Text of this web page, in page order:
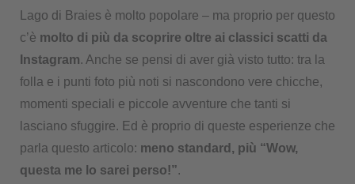
Lago di Braies è molto popolare – ma proprio per questo
c’è molto di più da scoprire oltre ai classici scatti da
Instagram. Anche se pensi di aver già visto tutto: tra la
folla e i punti foto più noti si nascondono vere chicche,
momenti speciali e piccole avventure che tanti si
lasciano sfuggire. Ed è proprio di queste esperienze che
parla questo articolo: meno standard, più “Wow,
questa me lo sarei perso!”.